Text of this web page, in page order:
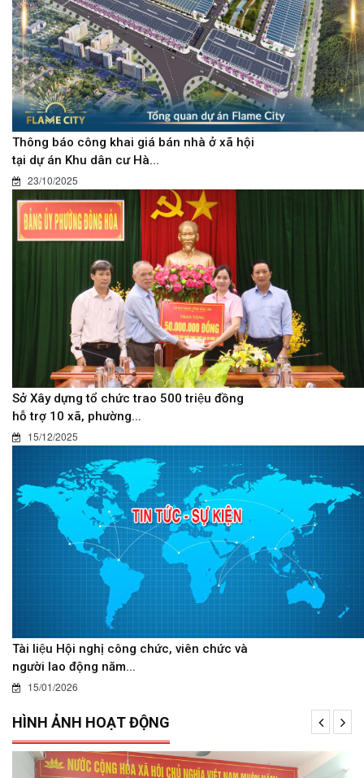
Thông báo công khai giá bán nhà ở xã hội
tại dự án Khu dân cư Hà...
23/10/2025
Sở Xây dựng tổ chức trao 500 triệu đồng
hỗ trợ 10 xã, phường...
15/12/2025
Tài liệu Hội nghị công chức, viên chức và
người lao động năm...
15/01/2026
HÌNH ẢNH HOẠT ĐỘNG